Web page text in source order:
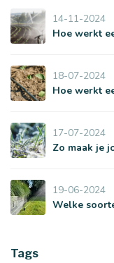
14-11-2024
Hoe werkt
18-07-2024
Hoe werkt
17-07-2024
Zo maak je
19-06-2024
Welke
Tags